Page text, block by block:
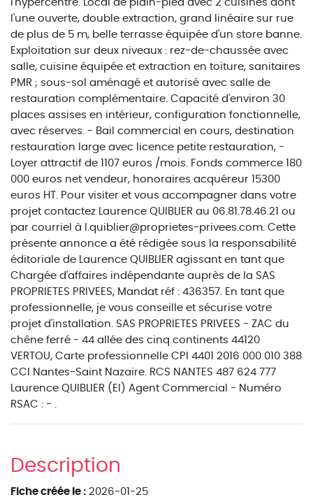
l'hypercentre. Local de plain-pied avec 2 cuisines dont
l'une ouverte, double extraction, grand linéaire sur rue
de plus de 5 m, belle terrasse équipée d'un store banne.
Exploitation sur deux niveaux : rez-de-chaussée avec
salle, cuisine équipée et extraction en toiture, sanitaires
PMR ; sous-sol aménagé et autorisé avec salle de
restauration complémentaire. Capacité d'environ 30
places assises en intérieur, configuration fonctionnelle,
avec réserves. - Bail commercial en cours, destination
restauration large avec licence petite restauration, -
Loyer attractif de 1107 euros /mois. Fonds commerce 180
000 euros net vendeur, honoraires acquéreur 15300
euros HT. Pour visiter et vous accompagner dans votre
projet contactez Laurence QUIBLIER au 06.81.78.46.21 ou
par courriel à l.quiblier@proprietes-privees.com. Cette
présente annonce a été rédigée sous la responsabilité
éditoriale de Laurence QUIBLIER agissant en tant que
Chargée d'affaires indépendante auprès de la SAS
PROPRIETES PRIVEES, Mandat réf : 436357. En tant que
professionnelle, je vous conseille et sécurise votre
projet d'installation. SAS PROPRIETES PRIVEES - ZAC du
chêne ferré - 44 allée des cinq continents 44120
VERTOU, Carte professionnelle CPI 4401 2016 000 010 388
CCI Nantes-Saint Nazaire. RCS NANTES 487 624 777
Laurence QUIBLIER (EI) Agent Commercial - Numéro
RSAC : - .
Description
Fiche créée le : 2026-01-25